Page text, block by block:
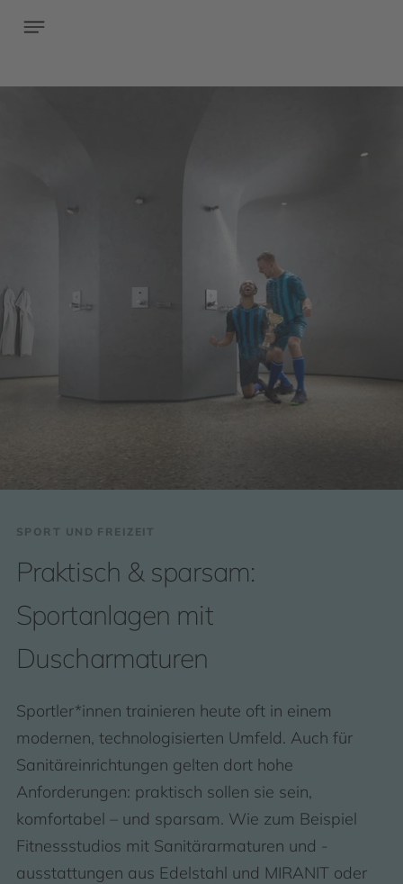
SPORT UND FREIZEIT
Praktisch & sparsam:
Sportanlagen mit
Duscharmaturen
Sportler*innen trainieren heute oft in einem
modernen, technologisierten Umfeld. Auch für
Sanitäreinrichtungen gelten dort hohe
Anforderungen: praktisch sollen sie sein,
komfortabel – und sparsam. Wie zum Beispiel
Fitnessstudios mit Sanitärarmaturen und -
ausstattungen aus Edelstahl und MIRANIT oder